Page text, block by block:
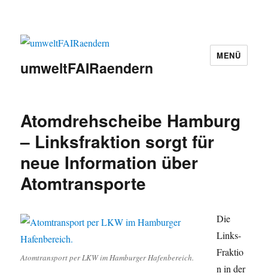
umweltFAIRaendern
MENÜ
Atomdrehscheibe Hamburg
– Linksfraktion sorgt für
neue Information über
Atomtransporte
Atomtransport per LKW im Hamburger Hafenbereich.
Die
Links-
Fraktio
n in der